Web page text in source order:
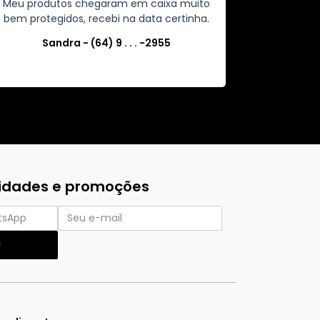
Meu produtos chegaram em caixa muito
bem protegidos, recebi na data certinha.
Sandra - (64) 9 . . . -2955
e promoções